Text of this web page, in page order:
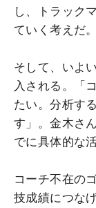
し、トラック
ていく考えだ。
そして、いよ
入される。「
たい。分析す
す」。金木さ
でに具体的な
コーチ不在の
技成績につな